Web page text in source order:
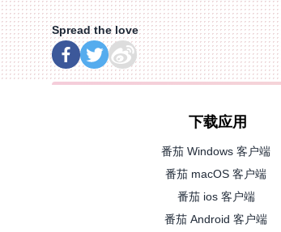
Spread the love
下载应用
番茄 Windows 客户端
番茄 macOS 客户端
番茄 ios 客户端
番茄 Android 客户端